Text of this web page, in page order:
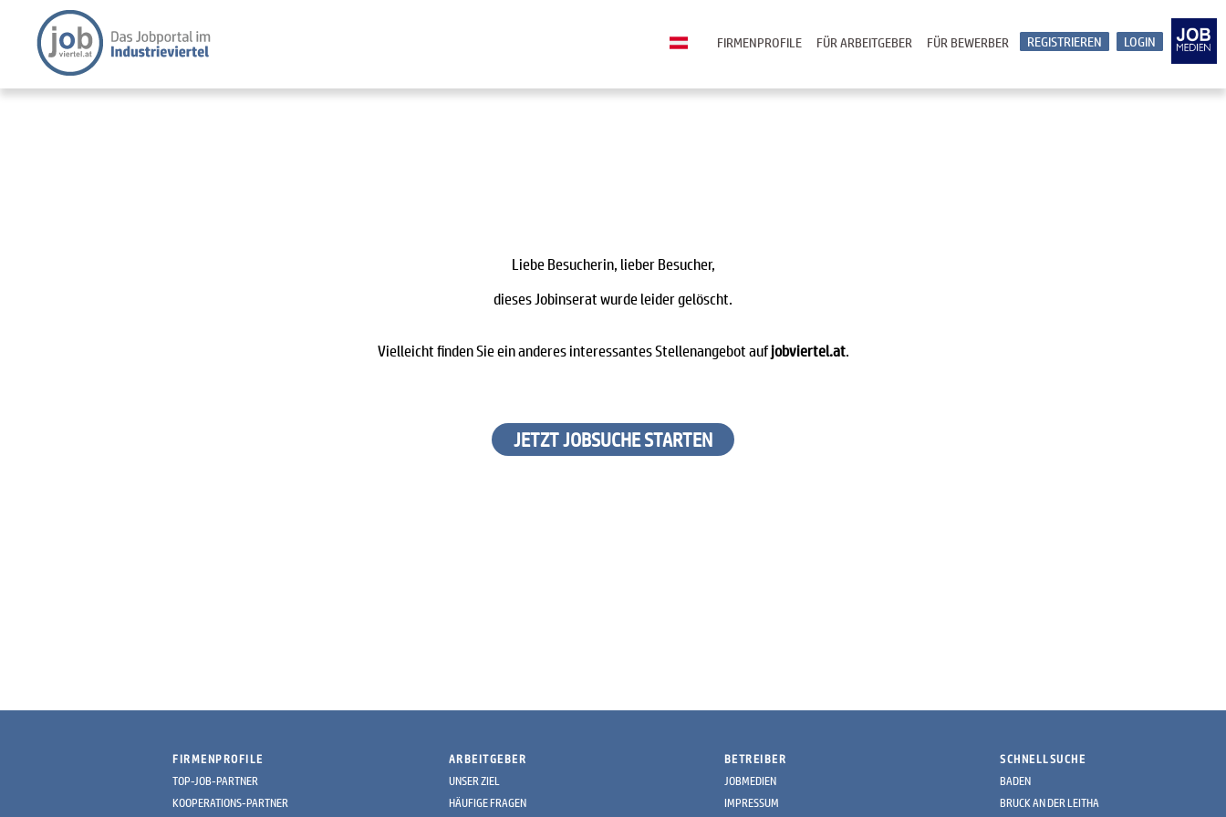
LOGIN
REGISTRIEREN
FÜR BEWERBER
FÜR ARBEITGEBER
FIRMENPROFILE
Liebe Besucherin, lieber Besucher,
dieses Jobinserat wurde leider gelöscht.
Vielleicht finden Sie ein anderes interessantes Stellenangebot aufjobviertel.at.
JETZT JOBSUCHE STARTEN
FIRMENPROFILE
TOP-JOB-PARTNER
KOOPERATIONS-PARTNER
ARBEITGEBER
UNSER ZIEL
HÄUFIGE FRAGEN
BETREIBER
JOBMEDIEN
IMPRESSUM
SCHNELLSUCHE
BADEN
BRUCK AN DER LEITHA